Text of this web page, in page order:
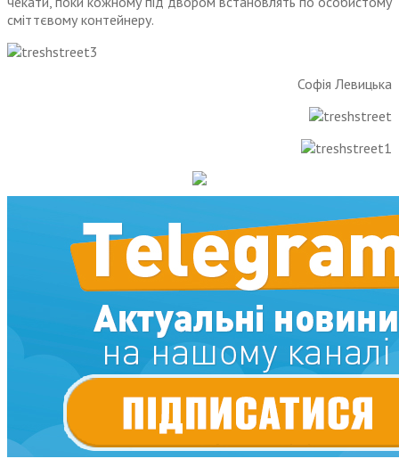
сміттєвому контейнеру.
Софія Левицька